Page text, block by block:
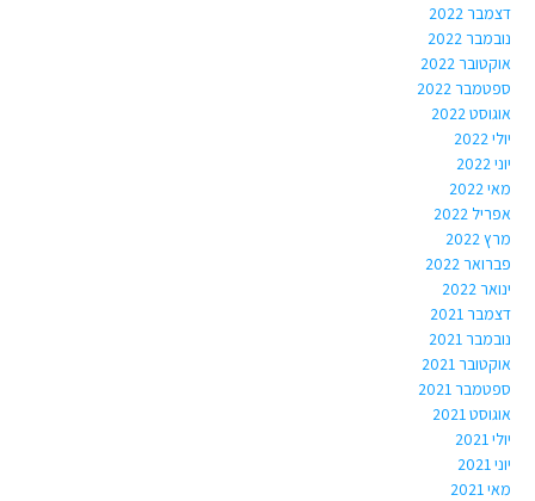
דצמבר 2022
נובמבר 2022
אוקטובר 2022
ספטמבר 2022
אוגוסט 2022
יולי 2022
יוני 2022
מאי 2022
אפריל 2022
מרץ 2022
פברואר 2022
ינואר 2022
דצמבר 2021
נובמבר 2021
אוקטובר 2021
ספטמבר 2021
אוגוסט 2021
יולי 2021
יוני 2021
מאי 2021